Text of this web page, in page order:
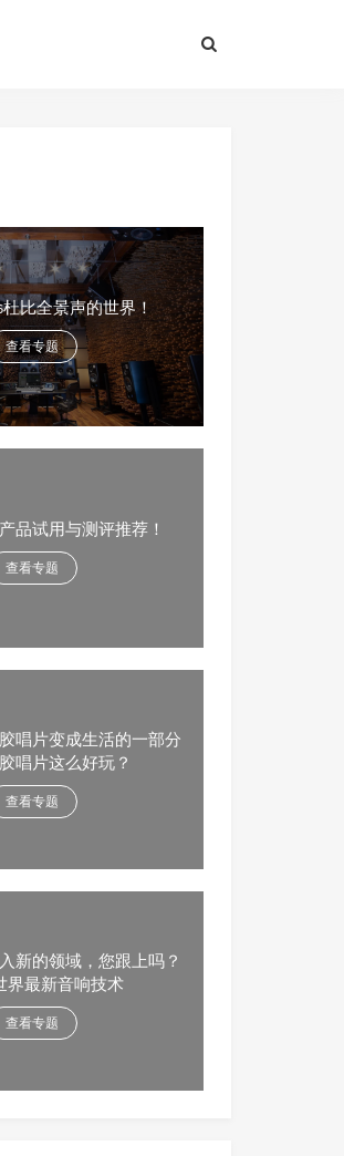
比全景声的世界！
查看专题
品试用与测评推荐！
查看专题
唱片变成生活的一部分
唱片这么好玩？
查看专题
新的领域，您跟上吗？
界最新音响技术
查看专题